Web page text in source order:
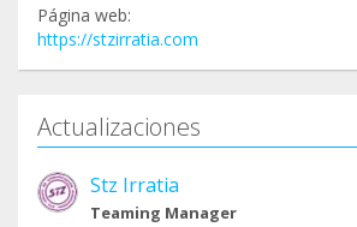
Página web:
https://stzirratia.com
Actualizaciones
Stz Irratia
Teaming Manager